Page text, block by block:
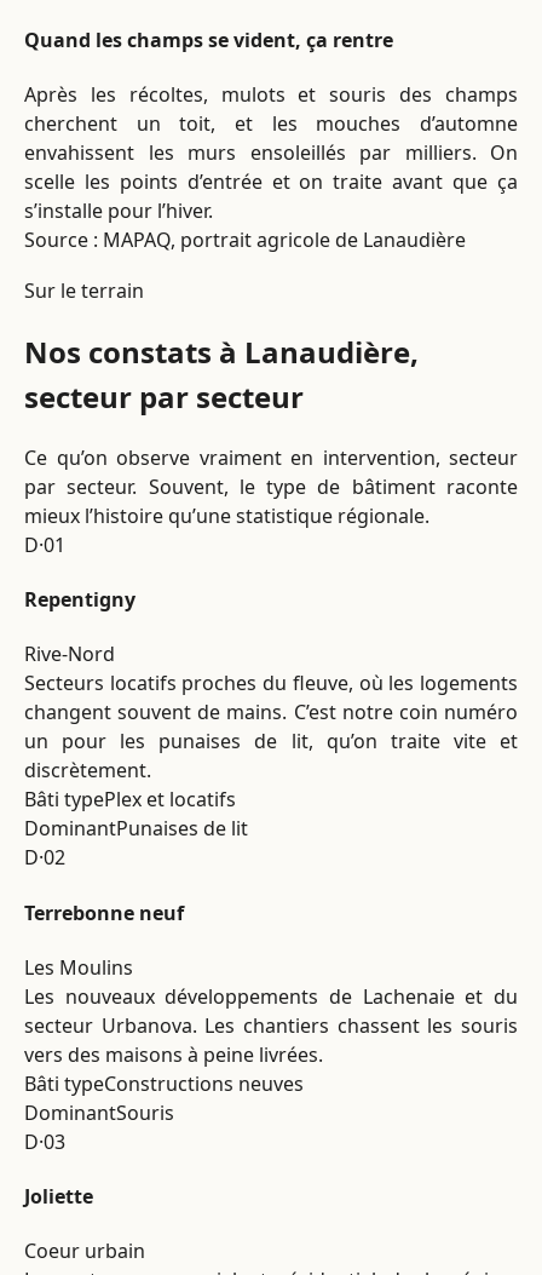
Quand les champs se vident, ça rentre
Après les récoltes, mulots et souris des champs
cherchent un toit, et les mouches d’automne
envahissent les murs ensoleillés par milliers. On
scelle les points d’entrée et on traite avant que ça
s’installe pour l’hiver.
Source : MAPAQ, portrait agricole de Lanaudière
Sur le terrain
Nos constats à Lanaudière,
secteur par secteur
Ce qu’on observe vraiment en intervention, secteur
par secteur. Souvent, le type de bâtiment raconte
mieux l’histoire qu’une statistique régionale.
D·01
Repentigny
Rive-Nord
Secteurs locatifs proches du fleuve, où les logements
changent souvent de mains. C’est notre coin numéro
un pour les punaises de lit, qu’on traite vite et
discrètement.
Bâti typePlex et locatifs
DominantPunaises de lit
D·02
Terrebonne neuf
Les Moulins
Les nouveaux développements de Lachenaie et du
secteur Urbanova. Les chantiers chassent les souris
vers des maisons à peine livrées.
Bâti typeConstructions neuves
DominantSouris
D·03
Joliette
Coeur urbain